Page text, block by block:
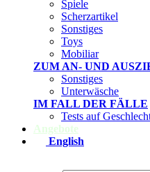
Spiele
Scherzartikel
Sonstiges
Toys
Mobiliar
ZUM AN- UND
Sonstiges
Unterwäsche
IM FALL DER FÄLLE
Tests auf
Angebote
English